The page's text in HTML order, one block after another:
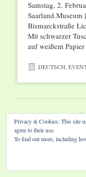
Samstag, 2.
Saarland.Museum
Bismarckstraße
Mit schwarzer
auf weißem
DEUTSCH,
Privacy & Cookies: This site
agree to their use.
To find out more, including